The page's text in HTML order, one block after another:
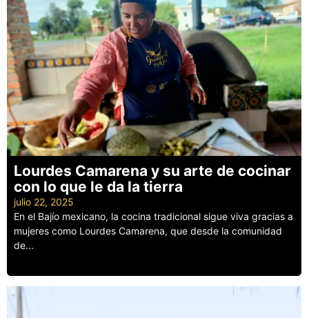
Lourdes Camarena y su arte de cocinar
con lo que le da la tierra
julio 22, 2025
En el Bajío mexicano, la cocina tradicional sigue viva gracias a
mujeres como Lourdes Camarena, que desde la comunidad
de...